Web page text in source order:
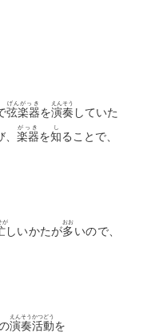
弦楽器
げんがっき
を演奏
えんそう
していた
、 楽器
がっき
を知
し
ることで、
が
しいかたが多
おお
いので、
演奏活動
えんそうかつどう
を